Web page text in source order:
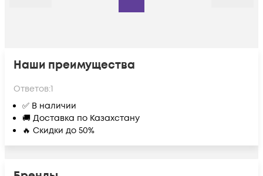
Наши преимущества
Ответов:1
✅ В наличии
🚚 Доставка по Казахстану
🔥 Скидки до 50%